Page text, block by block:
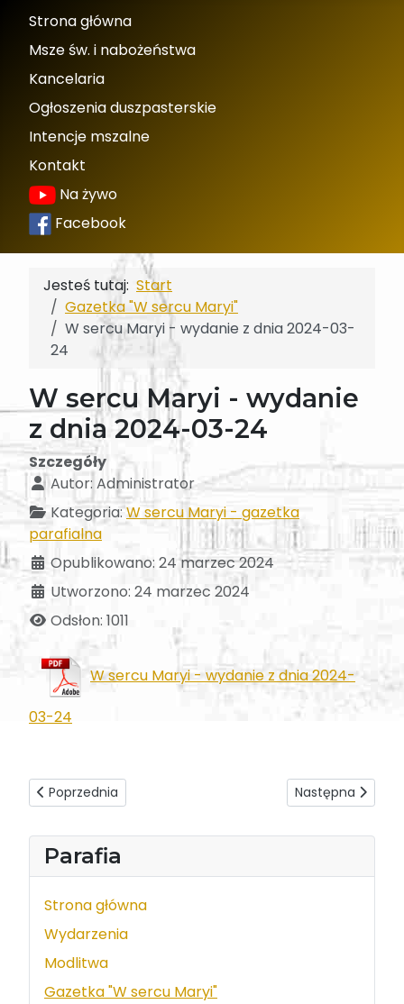
Strona główna
Msze św. i nabożeństwa
Kancelaria
Ogłoszenia duszpasterskie
Intencje mszalne
Kontakt
Na żywo
Facebook
Parafia
Strona główna
Wydarzenia
Modlitwa
Gazetka "W sercu Maryi"
Jesteś tutaj: Start
Gazetka "W sercu Maryi"
W sercu Maryi - wydanie z dnia 2024-03-
24
W sercu Maryi - wydanie
z dnia 2024-03-24
Szczegóły
Autor: Administrator
Kategoria:W sercu Maryi - gazetka
parafialna
Opublikowano: 24 marzec 2024
Utworzono: 24 marzec 2024
Odsłon: 1011
W sercu Maryi - wydanie z dnia 2024-
03-24
Poprzednia strona: W sercu Maryi - wydanie z dnia 2024-
Poprzednia Następna
Następna